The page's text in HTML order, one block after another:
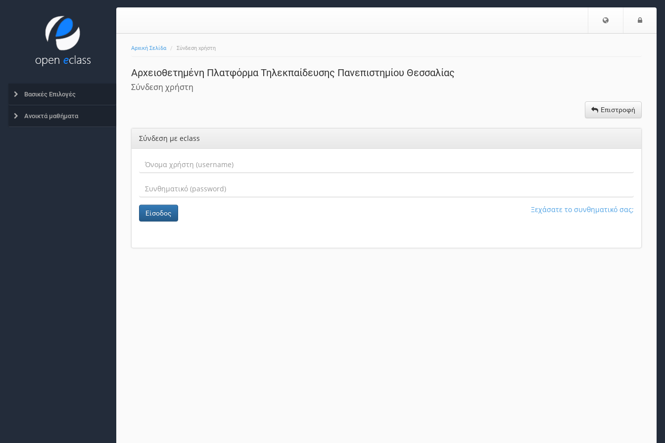
Επιλογή
Αρχική Σελίδα Σύνδεση χρήστη
Αρχειοθετημένη Πλατφόρμα Τηλεκπαίδευσης Πανεπιστημίου Θεσσαλίας
Σύνδεση χρήστη
Επιστροφή
Σύνδεση με eclass
Είσοδος Ξεχάσατε το συνθηματικό σας;
Βασικές Επιλογές
Ανοικτά μαθήματα